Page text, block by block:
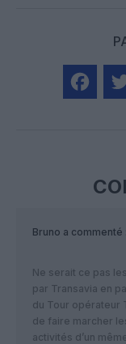
Bruno a commenté :
Ne serait ce pas
par Transavia en
du Tour opérateur
de faire marcher
activités d’un